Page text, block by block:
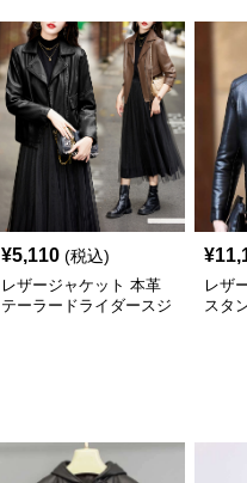
¥5,110 (税込)
レザージャケット 本革
テーラードライダースジ
¥
レザ
スタ